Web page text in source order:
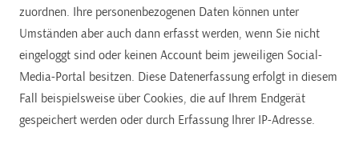
zuordnen. Ihre personenbezogenen Daten können unter
Umständen aber auch dann erfasst werden, wenn Sie nicht
eingeloggt sind oder keinen Account beim jeweiligen Social-
Media-Portal besitzen. Diese Datenerfassung erfolgt in diesem
Fall beispielsweise über Cookies, die auf Ihrem Endgerät
gespeichert werden oder durch Erfassung Ihrer IP-Adresse.